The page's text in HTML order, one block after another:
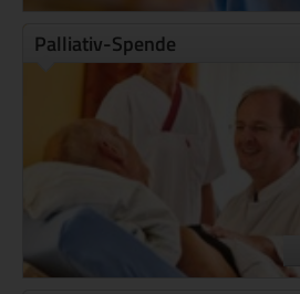
Palliativ-Spende